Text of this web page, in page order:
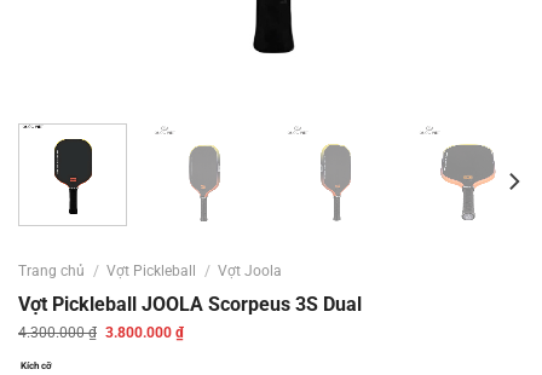
Trang chủ / Vợt Pickleball / Vợt Joola
Vợt Pickleball JOOLA Scorpeus 3S Dual
4.300.000₫ Giá
3.800.000 ₫Giá
hiện
Kích cỡ